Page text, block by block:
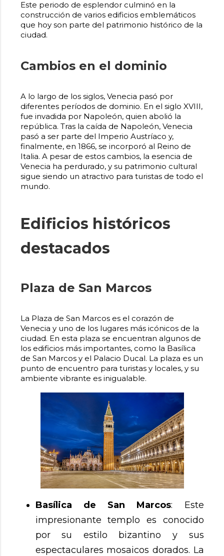
Este periodo de esplendor culminó en la
construcción de varios edificios emblemáticos
que hoy son parte del patrimonio histórico de la
ciudad.
Cambios en el dominio
A lo largo de los siglos, Venecia pasó por
diferentes períodos de dominio. En el siglo XVIII,
fue invadida por Napoleón, quien abolió la
república. Tras la caída de Napoleón, Venecia
pasó a ser parte del Imperio Austríaco y,
finalmente, en 1866, se incorporó al Reino de
Italia. A pesar de estos cambios, la esencia de
Venecia ha perdurado, y su patrimonio cultural
sigue siendo un atractivo para turistas de todo el
mundo.
Edificios históricos
destacados
Plaza de San Marcos
La Plaza de San Marcos es el corazón de
Venecia y uno de los lugares más icónicos de la
ciudad. En esta plaza se encuentran algunos de
los edificios más importantes, como la Basílica
de San Marcos y el Palacio Ducal. La plaza es un
punto de encuentro para turistas y locales, y su
ambiente vibrante es inigualable.
Basílica de San Marcos: Este
impresionante templo es conocido
por su estilo bizantino y sus
espectaculares mosaicos dorados. La